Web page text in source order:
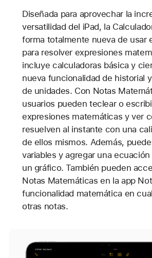
Diseñada para aprovechar la
versatilidad del iPad, la
forma totalmente nueva de usar
para resolver expresiones
incluye calculadoras básica y
nueva funcionalidad de historial
de unidades. Con Notas
usuarios pueden teclear o
expresiones matemáticas y ver
resuelven al instante con una
de ellos mismos. Además,
variables y agregar una
un gráfico. También pueden
Notas Matemáticas en la app
funcionalidad matemática en
otras notas.